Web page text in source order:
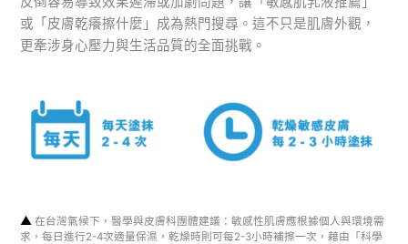
或「皮膚乾癢擦什麼」成為熱門搜尋。這不只是肌膚外觀，
更牽涉身心壓力與生活品質的全面挑戰。
▲ 在台灣氣候下，醫學與皮膚科團體建議：敏感性肌膚應根據個人與環境需
求，每日進行2-4次適量保濕，乾燥時則可每2-3小時補擦一次，藉由「科學